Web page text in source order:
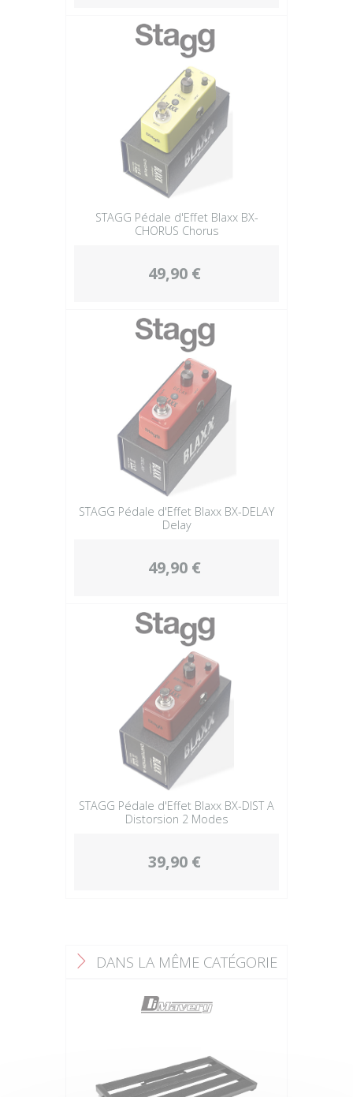
STAGG Pédale d'Effet Blaxx BX-
CHORUS Chorus
49,90 €
STAGG Pédale d'Effet Blaxx BX-DELAY
Delay
49,90 €
STAGG Pédale d'Effet Blaxx BX-DIST A
Distorsion 2 Modes
39,90 €
F DANS LA MÊME CATÉGORIE